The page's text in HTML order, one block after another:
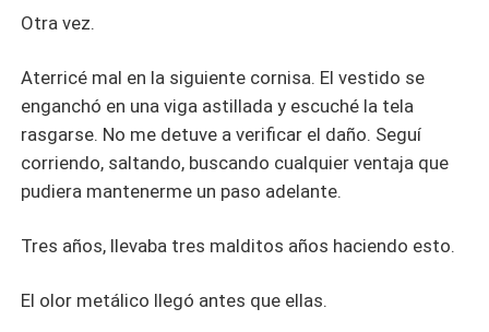
Otra vez.
Aterricé mal en la siguiente cornisa. El vestido se
enganchó en una viga astillada y escuché la tela
rasgarse. No me detuve a verificar el daño. Seguí
corriendo, saltando, buscando cualquier ventaja que
pudiera mantenerme un paso adelante.
Tres años, llevaba tres malditos años haciendo esto.
El olor metálico llegó antes que ellas.